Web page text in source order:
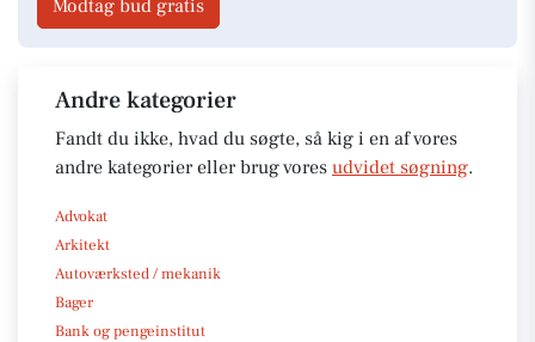
Modtag bud gratis
Andre kategorier
Fandt du ikke, hvad du søgte, så kig i en af vores
andre kategorier eller brug vores udvidet søgning.
Advokat
Arkitekt
Autoværksted / mekanik
Bager
Bank og pengeinstitut